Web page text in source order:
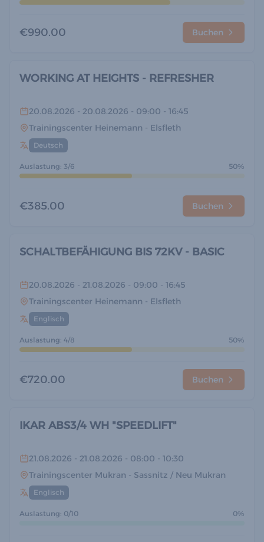
€990.00 Buchen
WORKING AT HEIGHTS - REFRESHER
20.08.2026 - 20.08.2026 - 09:00 - 16:45
Trainingscenter Heinemann - Elsfleth
Deutsch
Auslastung: 3/6 50%
€385.00 Buchen
SCHALTBEFÄHIGUNG BIS 72KV - BASIC
20.08.2026 - 21.08.2026 - 09:00 - 16:45
Trainingscenter Heinemann - Elsfleth
Englisch
Auslastung: 4/8 50%
€720.00 Buchen
IKAR ABS3/4 WH "SPEEDLIFT"
21.08.2026 - 21.08.2026 - 08:00 - 10:30
Trainingscenter Mukran - Sassnitz / Neu Mukran
Englisch
Auslastung: 0/10 0%